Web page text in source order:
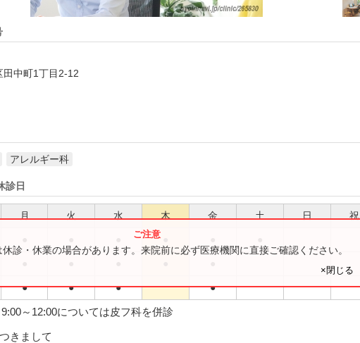
田中町1丁目2-12
アレルギー科
診日
月 火 水 木 金 土 日 祝
● ● ● ●
診・休業の場合があります。来院前に必ず医療機関に直接ご確認ください。
×閉じる
～12:00については皮フ科を併診
きまして